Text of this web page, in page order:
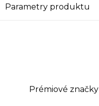
Parametry produktu
Prémiové značky